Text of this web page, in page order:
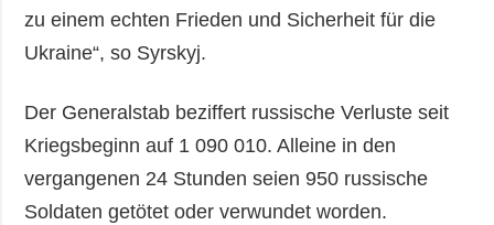
zu einem echten Frieden und Sicherheit für die
Ukraine“, so Syrskyj.
Der Generalstab beziffert russische Verluste seit
Kriegsbeginn auf 1 090 010. Alleine in den
vergangenen 24 Stunden seien 950 russische
Soldaten getötet oder verwundet worden.